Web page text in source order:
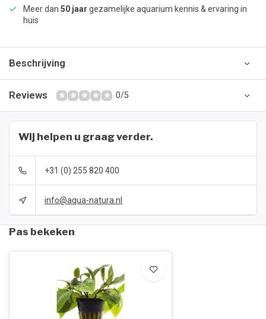
Meer dan 50 jaar gezamelijke aquarium kennis & ervaring in
huis
Beschrijving
Reviews 0/5
Wij helpen u graag verder.
+31 (0) 255 820 400
info@aqua-natura.nl
Pas bekeken